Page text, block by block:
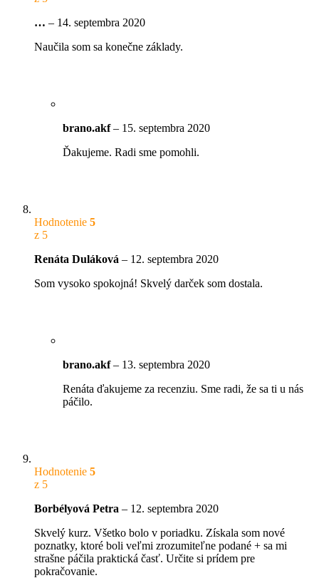
… – 14. septembra 2020
Naučila som sa konečne základy.
brano.akf– 15. septembra 2020
Ďakujeme. Radi sme pomohli.
Hodnotenie 5
z 5
Renáta Duláková – 12. septembra 2020
Som vysoko spokojná! Skvelý darček som dostala.
brano.akf– 13. septembra 2020
Renáta ďakujeme za recenziu. Sme radi, že sa ti u nás
páčilo.
Hodnotenie 5
z 5
Borbélyová Petra – 12. septembra 2020
Skvelý kurz. Všetko bolo v poriadku. Získala som nové
poznatky, ktoré boli veľmi zrozumiteľne podané + sa mi
strašne páčila praktická časť. Určite si prídem pre
pokračovanie.